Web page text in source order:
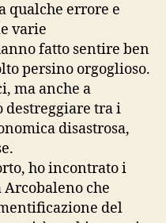
qualche errore e
varie
fatto sentire ben
persino orgoglioso.
ma anche a
destreggiare tra i
disastrosa,
ho incontrato i
che
del